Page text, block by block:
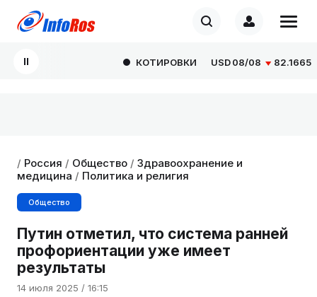
КОТИРОВКИ USD08/08 82.1665
/ Россия / Общество / Здравоохранение и
медицина / Политика и религия
Общество
Путин отметил, что система ранней
профориентации уже имеет
результаты
14 июля 2025 / 16:15